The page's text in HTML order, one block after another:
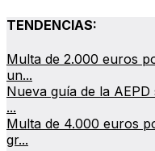
TENDENCIAS:
Multa de 2.000 euros
un...
Nueva guía de la
...
Multa de 4.000 euros
gr...